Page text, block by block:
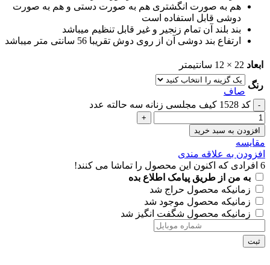
هم به صورت انگشتری هم به صورت دستی و هم به صورت
دوشی قابل استفاده است
بند بلند آن تمام زنجیر و غیر قابل تنظیم میباشد
ارتفاع بند دوشی آن از روی دوش تقریبا 56 سانتی متر میباشد
ابعاد 22 × 12 سانتیمتر
رنگ
صاف
کد 1528 کیف مجلسی زنانه سه حالته عدد
افزودن به سبد خرید
مقايسه
افزودن به علاقه مندی
6 افرادی که اکنون این محصول را تماشا می کنند!
به من از طریق پیامک اطلاع بده
زمانیکه محصول حراج شد
زمانیکه محصول موجود شد
زمانیکه محصول شگفت انگیز شد
ثبت